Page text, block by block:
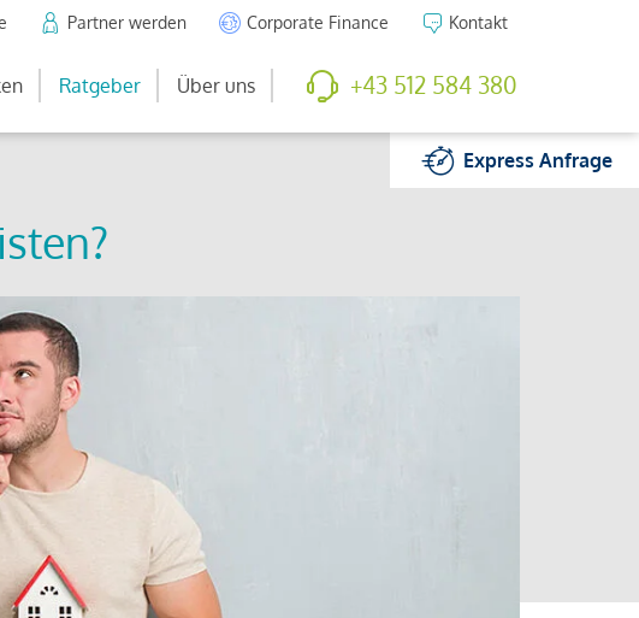
Partner werden Corporate Finance Kontakt
Ratgeber Über uns +43 512 584 380
ExpressAnfrage